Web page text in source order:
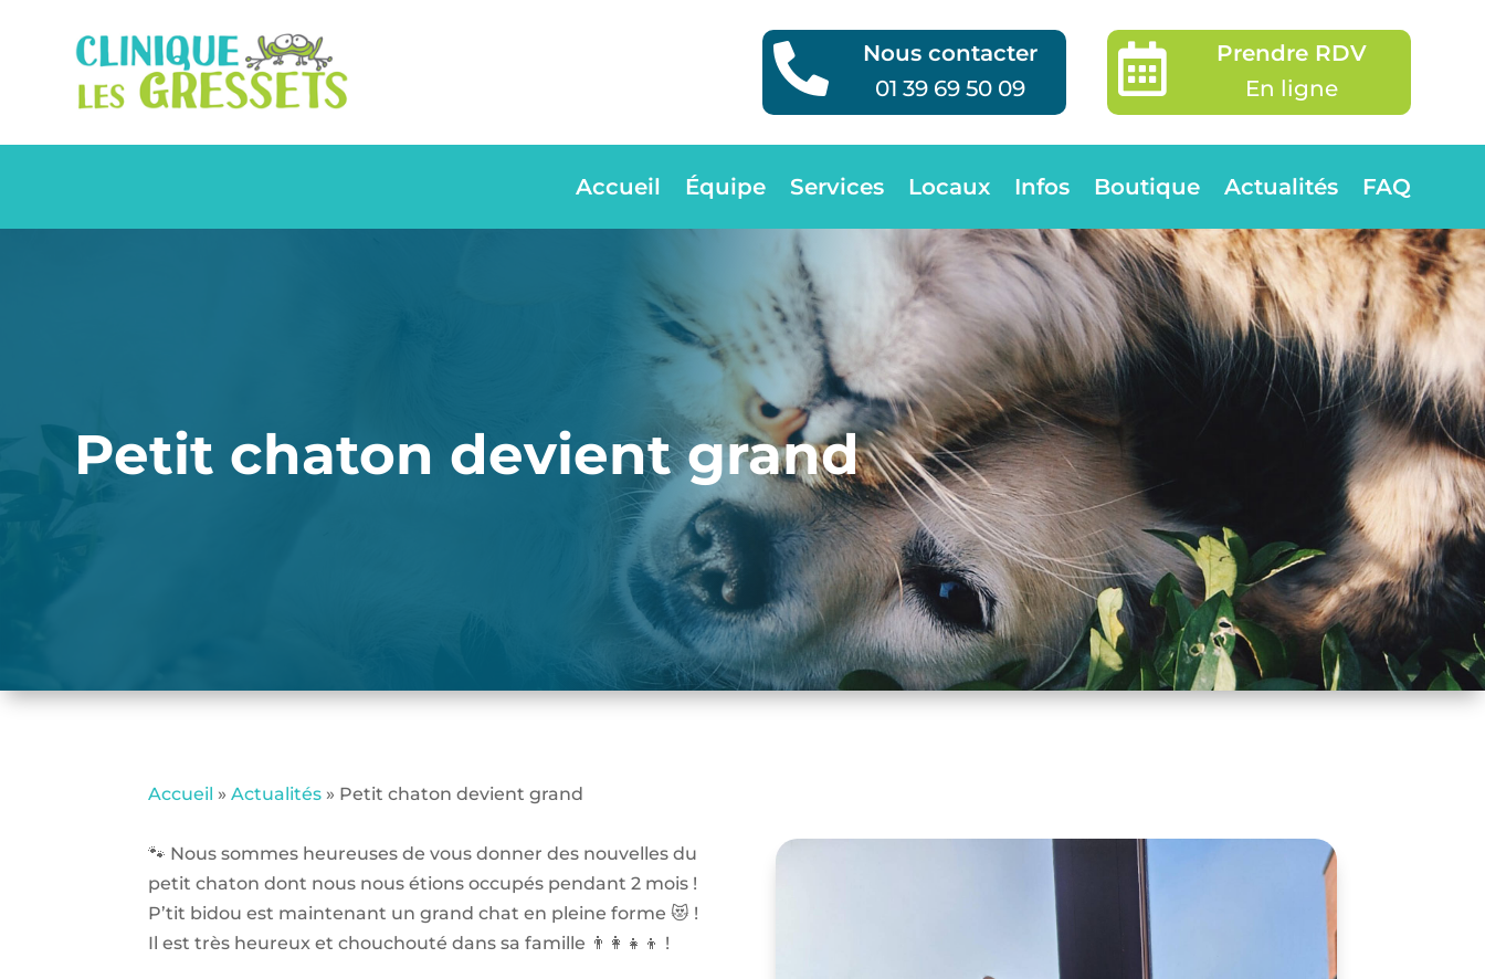

Nous contacter
01 39 69 50 09

Prendre RDV
En ligne
Accueil Équipe Services Locaux Infos Boutique Actualités FAQ
Petit chaton devient grand
Accueil »Actualités » Petit chaton devient grand
🐾 Nous sommes heureuses de vous donner des nouvelles du
petit chaton dont nous nous étions occupés pendant 2 mois !
P’tit bidou est maintenant un grand chat en pleine forme 😻 !
Il est très heureux et chouchouté dans sa famille 👨‍👩‍👧‍👦 !